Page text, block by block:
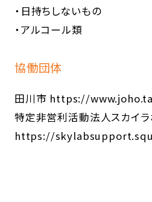
・日持ちしないもの
・アルコール類
協働団体
田川市 https://
特定非営利活動法人スカイラ
https://